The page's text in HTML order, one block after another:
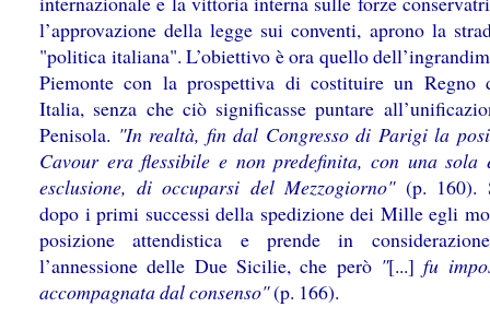
l’approvazione della legge sui conventi, aprono la
"politica italiana". L’obiettivo è ora quello
Piemonte con la prospettiva di costituire un Regno
Italia, senza che ciò significasse puntare
Penisola. "In realtà, fin dal Congresso di Parigi la
Cavour era flessibile e non predefinita, con una sola
esclusione, di occuparsi del Mezzogiorno"(p. 160).
dopo i primi successi della spedizione dei Mille egli
posizione attendistica e prende in
l’annessione delle Due Sicilie, che però "[...]fu
accompagnata dal consenso"(p. 166).